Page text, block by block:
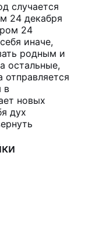
случается
24 декабря
24
иначе,
родным и
остальные,
отправляется
в
новых
дух